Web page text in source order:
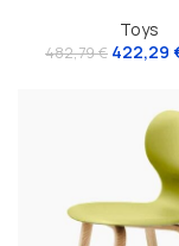
Toys
482,79€ 422,29